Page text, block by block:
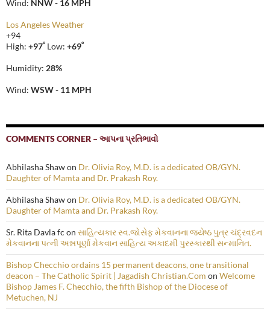
Wind: NNW - 16 MPH
Los Angeles Weather
+94
High: +97° Low: +69°
Humidity: 28%
Wind: WSW - 11 MPH
COMMENTS CORNER – આપના પ્રતિભાવો
Abhilasha Shawon Dr. Olivia Roy, M.D. is a dedicated OB/GYN.
Daughter of Mamta and Dr. Prakash Roy.
Abhilasha Shawon Dr. Olivia Roy, M.D. is a dedicated OB/GYN.
Daughter of Mamta and Dr. Prakash Roy.
Sr. Rita Davla fc on સાહિત્યકાર સ્વ.જોસેફ મેકવાનના જ્યેષ્ઠ પુત્ર ચંદ્રવદન
મેકવાનના પત્ની અન્નપૂર્ણા મેકવાન સાહિત્ય અકાદમી પુરસ્કારથી સન્માનિત.
Bishop Checchio ordains 15 permanent deacons, one transitional
deacon – The Catholic Spirit | Jagadish Christian.Com on Welcome
Bishop James F. Checchio, the fifth Bishop of the Diocese of
Metuchen, NJ